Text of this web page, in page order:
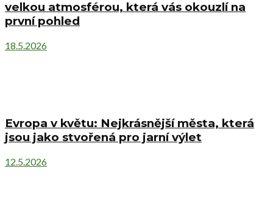
velkou atmosférou, která vás okouzlí na
první pohled
18.5.2026
Evropa v květu: Nejkrásnější města, která
jsou jako stvořená pro jarní výlet
12.5.2026